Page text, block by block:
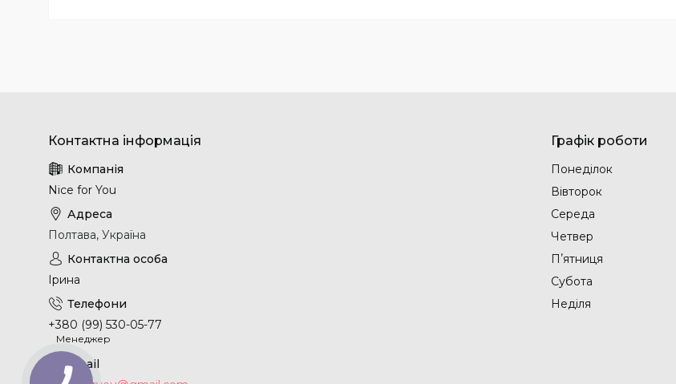
Nice for You
Полтава, Україна
Ірина
+380 (99) 530-05-77
Менеджер
Графік роботи
Понеділок
Вівторок
Середа
Четвер
Пʼятниця
Субота
Неділя